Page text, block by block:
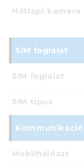
Hátlapi kamera
SIM foglalat
SIM foglalat
SIM típus
Kommunikáció
Mobilhálózat